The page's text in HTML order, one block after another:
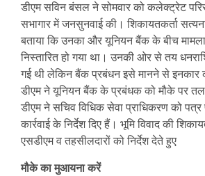
डीएम सविन बंसल ने सोमवार को कलेक्ट्रेट
सभागार में जनसुनवाई की। शिकायतकर्ता
बताया कि उनका और यूनियन बैंक के बीच
निस्तारित हो गया था। उनकी ओर से तय
गई थी लेकिन बैंक प्रबंधन इसे मानने से इनकार
डीएम ने यूनियन बैंक के प्रबंधक को मौके पर
डीएम ने सचिव विधिक सेवा प्राधिकरण को
कार्रवाई के निर्देश दिए हैं। भूमि विवाद की
एसडीएम व तहसीलदारों को निर्देश देते हुए
मौके का मुआयना करें